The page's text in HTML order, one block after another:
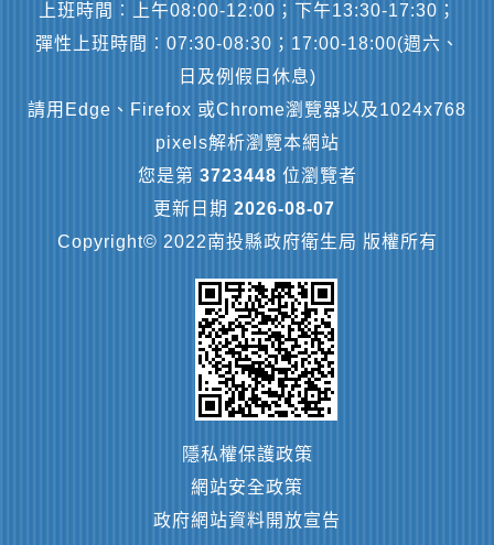
上班時間︰上午08:00-12:00；下午13:30-17:30；
彈性上班時間︰07:30-08:30；17:00-18:00(週六、
日及例假日休息)
請用Edge、Firefox 或Chrome瀏覽器以及1024x768
pixels解析瀏覽本網站
您是第 3723448 位瀏覽者
更新日期 2026-08-07
Copyright© 2022南投縣政府衛生局 版權所有
隱私權保護政策
網站安全政策
政府網站資料開放宣告